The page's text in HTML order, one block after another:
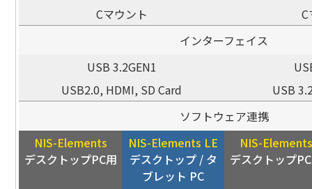
Cマウント
インターフェイス
USB 3.2GEN1
USB2.0, HDMI, SD Card
USB
ソフトウェア連携
NIS-Elements
デスクトップPC用
NIS-Elements LE
デスクトップ / タ
ブレット PC
NIS-Elements
デスクトップ